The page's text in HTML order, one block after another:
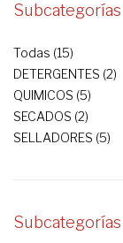
Subcategorías
Todas (15)
DETERGENTES (2)
QUIMICOS (5)
SECADOS (2)
SELLADORES (5)
Subcategorías